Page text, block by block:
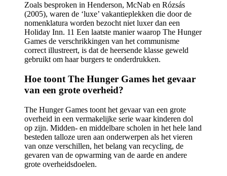
Zoals besproken in Henderson, McNab en Rózsás
(2005), waren de ‘luxe’ vakantieplekken die door de
nomenklatura worden bezocht niet luxer dan een
Holiday Inn. 11 Een laatste manier waarop The Hunger
Games de verschrikkingen van het communisme
correct illustreert, is dat de heersende klasse geweld
gebruikt om haar burgers te onderdrukken.
Hoe toont The Hunger Games het gevaar
van een grote overheid?
The Hunger Games toont het gevaar van een grote
overheid in een vermakelijke serie waar kinderen dol
op zijn. Midden- en middelbare scholen in het hele land
besteden talloze uren aan onderwerpen als het vieren
van onze verschillen, het belang van recycling, de
gevaren van de opwarming van de aarde en andere
grote overheidsdoelen.